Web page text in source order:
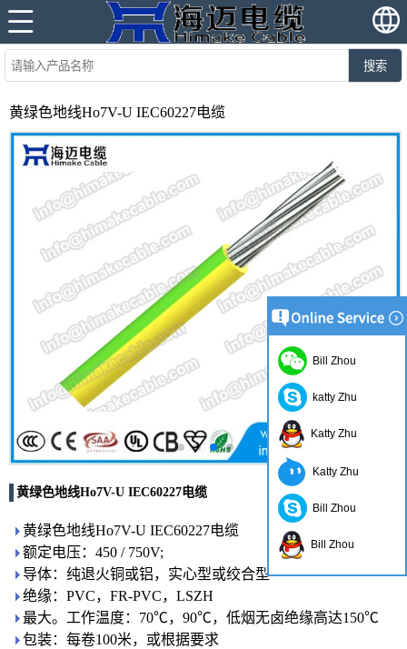
搜索
黄绿色地线Ho7V-U IEC60227电缆
黄绿色地线Ho7V-U IEC60227电缆
黄绿色地线Ho7V-U IEC60227电缆
额定电压：450 / 750V;
导体：纯退火铜或铝，实心型或绞合型
绝缘：PVC，FR-PVC，LSZH
最大。工作温度：70℃，90℃，低烟无卤绝缘高达150℃
包装：每卷100米，或根据要求
Bill Zhou
katty Zhu
Katty Zhu
Katty Zhu
Bill Zhou
Bill Zhou